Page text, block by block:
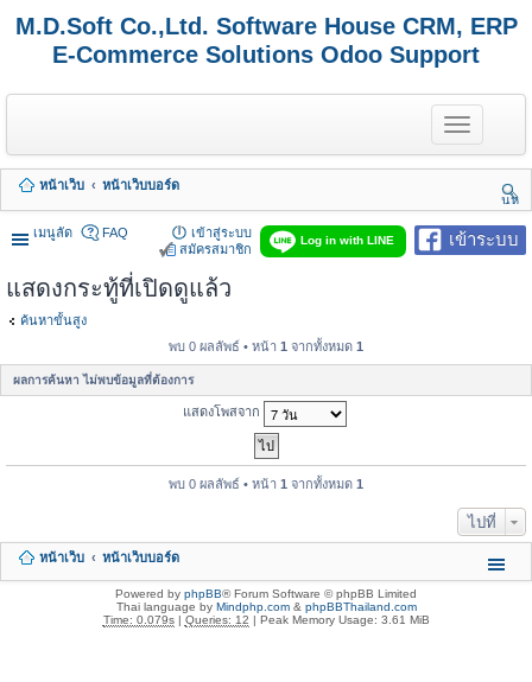
M.D.Soft Co.,Ltd. Software House CRM, ERP
E-Commerce Solutions Odoo Support
T
o
g
e
n
a
n
หน้าเว็บ
หน้าเว็บบอร์ด
นห
า
เมนูลัด
เข้าระบบ
Log in with LINE
FAQ
เข้าสู่ระบบ
สมัครสมาชิก
แสดงกระทู้ที่เปิดดูแล้ว
ค้นหาขั้นสูง
พบ 0 ผลลัพธ์ • หน้า 1 จากทั้งหมด 1
ผลการค้นหา ไม่พบข้อมูลที่ต้องการ
แสดงโพสจาก
พบ 0 ผลลัพธ์ • หน้า 1 จากทั้งหมด 1
ไปที่
หน้าเว็บ หน้าเว็บบอร์ด
Powered by phpBB® Forum Software © phpBB Limited
Thai language by Mindphp.com& phpBBThailand.com
Time: 0.079s| Queries: 12 | Peak Memory Usage: 3.61 MiB